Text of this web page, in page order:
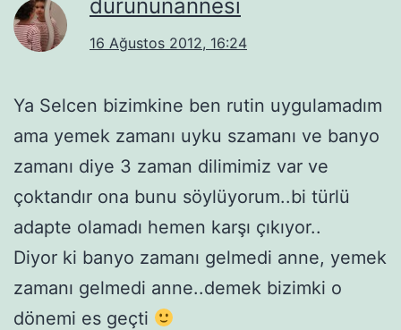
durununannesi
16 Ağustos 2012, 16:24
Ya Selcen bizimkine ben rutin uygulamadım
ama yemek zamanı uyku szamanı ve banyo
zamanı diye 3 zaman dilimimiz var ve
çoktandır ona bunu söylüyorum..bi türlü
adapte olamadı hemen karşı çıkıyor..
Diyor ki banyo zamanı gelmedi anne, yemek
zamanı gelmedi anne..demek bizimki o
dönemi es geçti